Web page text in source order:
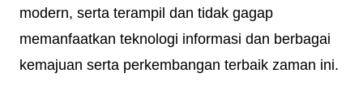
modern, serta terampil dan tidak gagap
memanfaatkan teknologi informasi dan berbagai
kemajuan serta perkembangan terbaik zaman ini.